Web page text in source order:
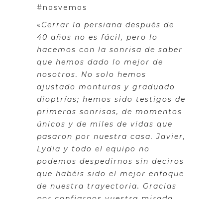
#nosvemos
« Cerrar la persiana después de
40 años no es fácil, pero lo
hacemos con la sonrisa de saber
que hemos dado lo mejor de
nosotros. No solo hemos
ajustado monturas y graduado
dioptrías; hemos sido testigos de
primeras sonrisas, de momentos
únicos y de miles de vidas que
pasaron por nuestra casa. Javier,
Lydia y todo el equipo no
podemos despedirnos sin deciros
que habéis sido el mejor enfoque
de nuestra trayectoria. Gracias